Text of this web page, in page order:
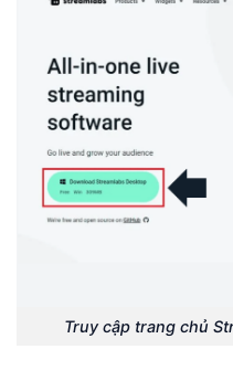
Truy cập trang chủ